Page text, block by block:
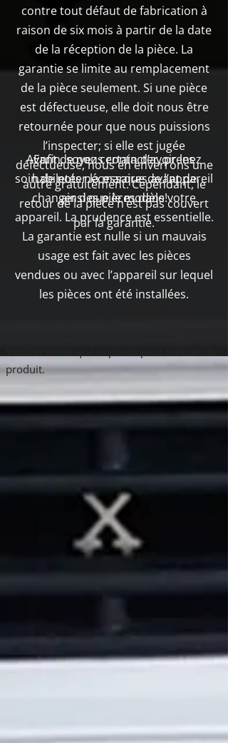
contre tout défaut de fabrication à
raison de six mois à partir de la date
de la réception de la pièce. La
garantie se limite au remplacement
de la pièce seulement. Si une pièce
est défectueuse, elle doit nous être
retournée pour que nous puissions
l’inspecter; si elle est jugée
défectueuse, nous en enverrons une
autre gratuitement. Cependant, le
retour de la pièce n’est pas couvert
par la garantie.
Enfin, soyez certain d’avoir les
habiletés nécessaires avant de
changer des pièces dans votre
appareil. La prudence est essentielle.
La garantie est nulle si un mauvais
usage est fait avec les pièces
vendues ou avec l’appareil sur lequel
les pièces ont été installées.
Avant de nous contacter, prenez
soin de noter la marque de l’appareil
ainsi que le modèle!
produit.